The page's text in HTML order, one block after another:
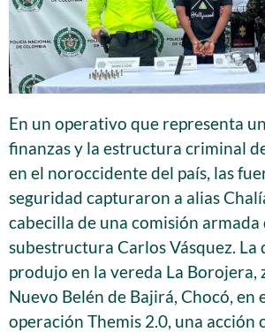
En un operativo que representa
finanzas y la estructura criminal
en el noroccidente del país, las
seguridad capturaron a alias
cabecilla de una comisión armada
subestructura Carlos Vásquez. La
produjo en la vereda La Borojera,
Nuevo Belén de Bajirá, Chocó, en
operación Themis 2.0, una acción